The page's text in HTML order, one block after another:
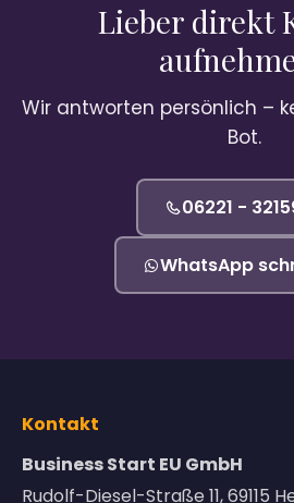
Lieber direkt
Wir antworten persönlich –
Bot.
06221 -
WhatsApp
Kontakt
Business Start EU GmbH
Rudolf-Diesel-Straße 11, 69115